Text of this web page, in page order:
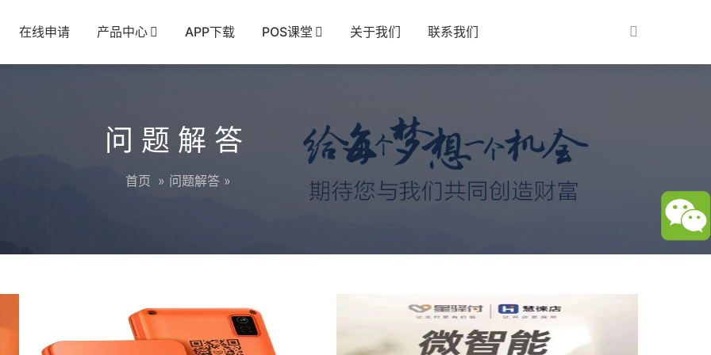
在线申请 产品中心 APP下载 POS课堂 关于我们 联系我们
问题解答
首页 » 问题解答 »